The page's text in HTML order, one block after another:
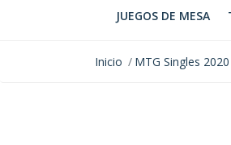
JUEGOS DE MESA
Inicio MTG Singles 2020